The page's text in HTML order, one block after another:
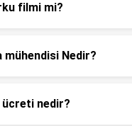
filmi mi?
mühendisi Nedir?
ücreti nedir?